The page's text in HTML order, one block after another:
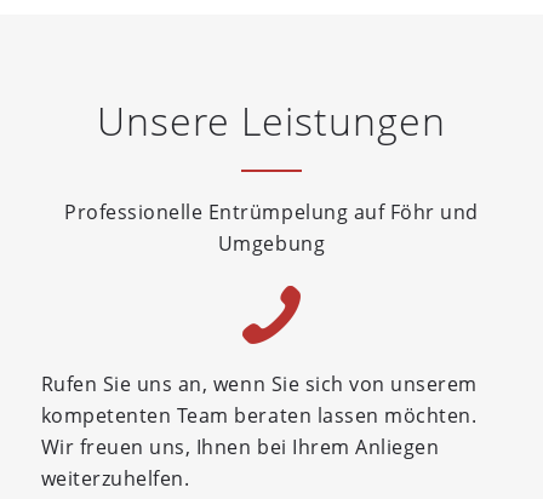
Unsere Leistungen
Professionelle Entrümpelung auf Föhr und
Umgebung
Rufen Sie uns an, wenn Sie sich von unserem
kompetenten Team beraten lassen möchten.
Wir freuen uns, Ihnen bei Ihrem Anliegen
weiterzuhelfen.